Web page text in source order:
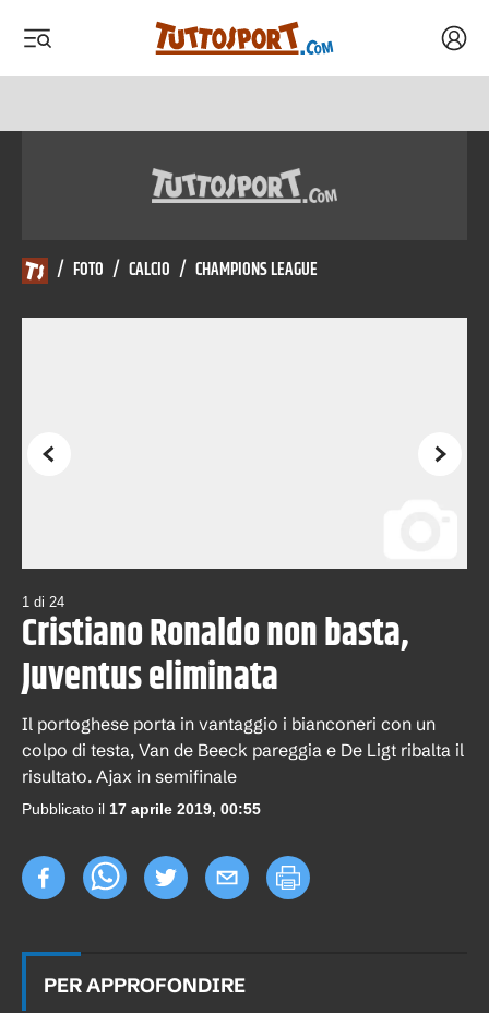
/ FOTO / CALCIO / CHAMPIONS LEAGUE
Precedente
1 di 24
Cristiano Ronaldo non basta,
Juventus eliminata
Il portoghese porta in vantaggio i bianconeri con un
colpo di testa, Van de Beeck pareggia e De Ligt ribalta il
risultato. Ajax in semifinale
Pubblicato il 17 aprile 2019, 00:55
PER APPROFONDIRE